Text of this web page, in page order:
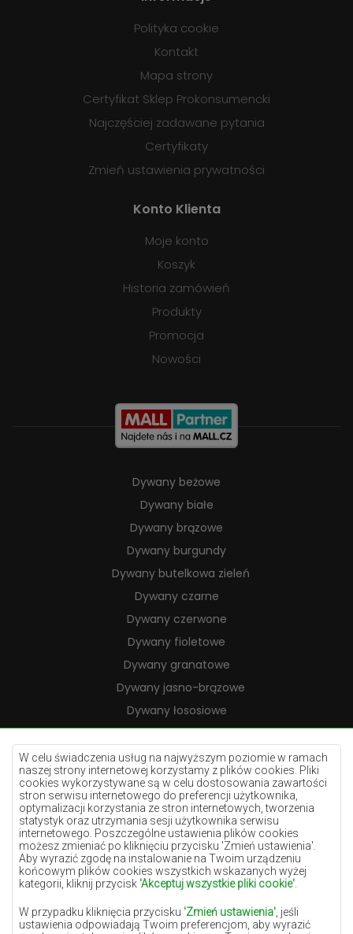
W celu świadczenia usług na najwyższym poziomie w ramach
naszej strony internetowej korzystamy z plików cookies. Pliki
cookies wykorzystywane są w celu dostosowania zawartości
stron serwisu internetowego do preferencji użytkownika,
optymalizacji korzystania ze stron internetowych, tworzenia
statystyk oraz utrzymania sesji użytkownika serwisu
internetowego. Poszczególne ustawienia plików cookies
możesz zmieniać po kliknięciu przycisku 'Zmień ustawienia'.
Aby wyrazić zgodę na instalowanie na Twoim urządzeniu
końcowym plików cookies wszystkich wskazanych wyżej
kategorii, kliknij przycisk 'Akceptuj wszystkie pliki cookie'
W przypadku kliknięcia przycisku 'Zmień ustawienia' , jeśli
ustawienia odpowiadają Twoim preferencjom, aby wyrazić
Polityka cookie
Kontakt
Mapa strony
Certyfikat Sklep Prokonsumencki
Najczęściej zadawane pytania
Certyfikaty
Zmień ustawienia prywatności
Konto Klienta
Moje konto
Koszyk
Historia zamówień
Produkty
Promocja
Nowości
Dywany beżowe
Dywany białe
Dywany brązowe
Dywany burgundy
Dywany butelkowa zieleń
Dywany czarne
Dywany czerwone
Dywany fioletowe
Dywany granatowe
Dywany jasno-brązowe
Dywany łososiowe
Dywany kremowe
Dywany lilac
Dywany żółte
Dywany miętowe
Dywany niebieskie
Dywany pomarańczowe
Dywany różowe
Dywany szare
Dywany terakota